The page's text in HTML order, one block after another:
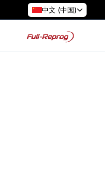
中文 (中国)